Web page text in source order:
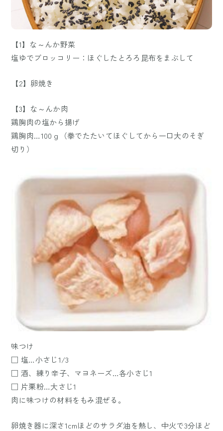
【1】な～んか野菜
塩ゆでブロッコリー：ほぐしたとろろ昆布をまぶして
【2】卵焼き
【3】な～んか肉
鶏胸肉の塩から揚げ
鶏胸肉…100ｇ（拳でたたいてほぐしてから一口大のそぎ
切り）
味つけ
□ 塩…小さじ1/3
□ 酒、練り辛子、マヨネーズ…各小さじ1
□ 片栗粉…大さじ1
肉に味つけの材料をもみ混ぜる。
卵焼き器に深さ1cmほどのサラダ油を熱し、中火で3分ほど